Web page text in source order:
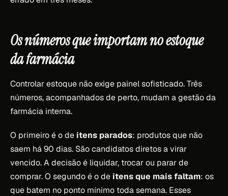
Os números que importam no estoque
da farmácia
Controlar estoque não exige painel sofisticado. Três
números, acompanhados de perto, mudam a gestão da
farmácia interna.
O primeiro é o de itens parados: produtos que não
saem há 90 dias. São candidatos diretos a virar
vencido. A decisão é liquidar, trocar ou parar de
comprar. O segundo é o de itens que mais faltam: os
que batem no ponto mínimo toda semana. Esses